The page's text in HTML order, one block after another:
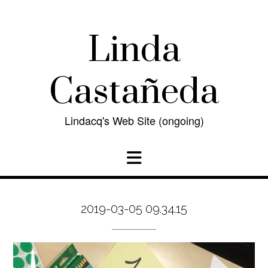
Linda
Castañeda
Lindacq's Web Site (ongoing)
2019-03-05 09.34.15